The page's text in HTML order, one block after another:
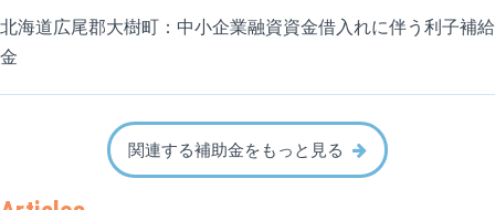
北海道広尾郡大樹町：中小企業融資資金借入れに伴う利子補給
金
関連する補助金をもっと見る